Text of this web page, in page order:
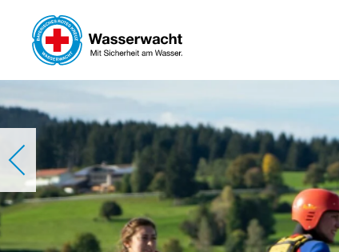
Skip to main content